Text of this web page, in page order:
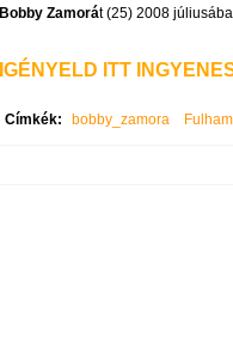
Bobby Zamorát (25) 2008
IGÉNYELD ITT
Címkék: bobby_zamora